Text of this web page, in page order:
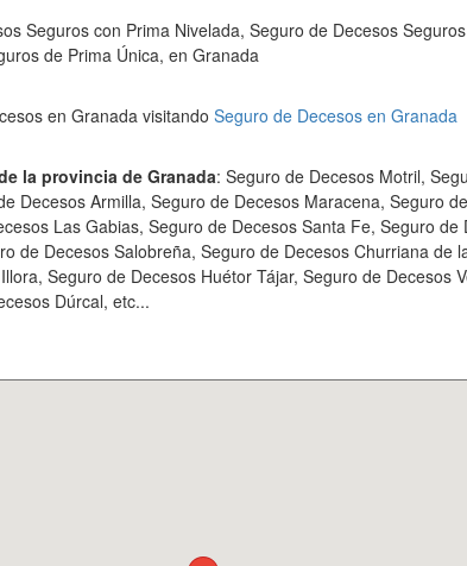
Seguros con Prima Nivelada, Seguro de Decesos
de Prima Única, en Granada
en Granada visitando Seguro de Decesos en Granada
la provincia de Granada: Seguro de Decesos Motril,
Decesos Armilla, Seguro de Decesos Maracena, Seguro
Las Gabias, Seguro de Decesos Santa Fe, Seguro
de Decesos Salobreña, Seguro de Decesos Churriana de
Seguro de Decesos Huétor Tájar, Seguro de Decesos
Dúrcal, etc...